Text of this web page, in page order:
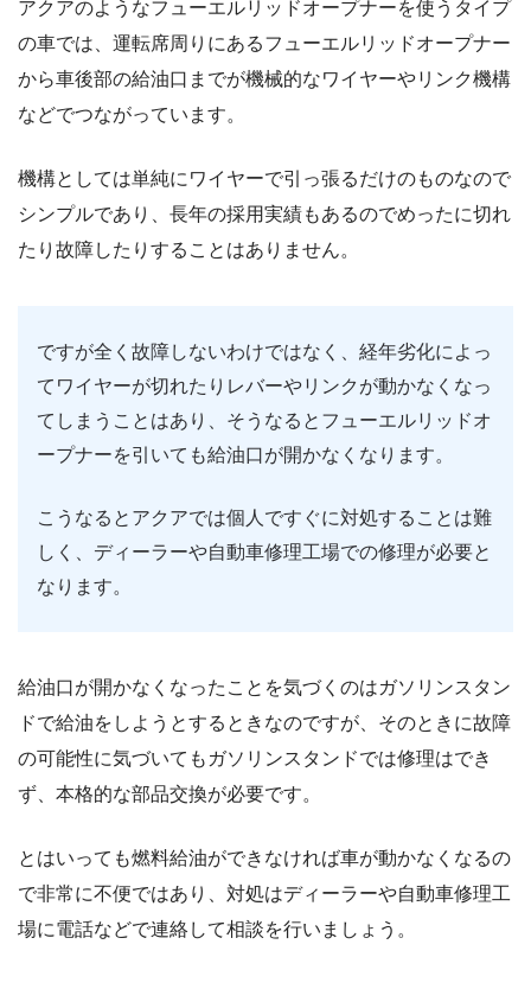
アクアのようなフューエルリッドオープナーを使うタイプ
の車では、運転席周りにあるフューエルリッドオープナー
から車後部の給油口までが機械的なワイヤーやリンク機構
などでつながっています。
機構としては単純にワイヤーで引っ張るだけのものなので
シンプルであり、長年の採用実績もあるのでめったに切れ
たり故障したりすることはありません。
ですが全く故障しないわけではなく、経年劣化によっ
てワイヤーが切れたりレバーやリンクが動かなくなっ
てしまうことはあり、そうなるとフューエルリッドオ
ープナーを引いても給油口が開かなくなります。
こうなるとアクアでは個人ですぐに対処することは難
しく、ディーラーや自動車修理工場での修理が必要と
なります。
給油口が開かなくなったことを気づくのはガソリンスタン
ドで給油をしようとするときなのですが、そのときに故障
の可能性に気づいてもガソリンスタンドでは修理はでき
ず、本格的な部品交換が必要です。
とはいっても燃料給油ができなければ車が動かなくなるの
で非常に不便ではあり、対処はディーラーや自動車修理工
場に電話などで連絡して相談を行いましょう。